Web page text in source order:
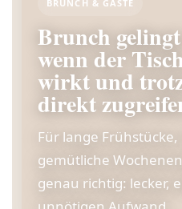
BRUNCH & GÄSTE
Brunch
wenn der
wirkt und
direkt
Für lange Frühstücke,
gemütliche
genau richtig: lecker,